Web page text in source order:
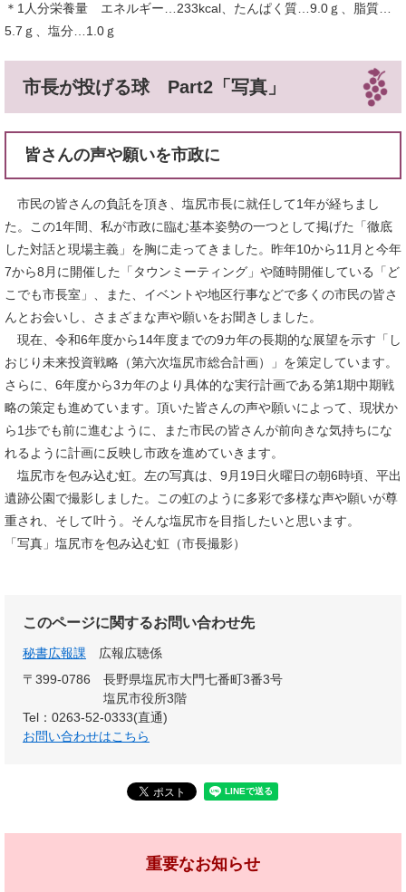
＊1人分栄養量 エネルギー…233kcal、たんぱく質…9.0ｇ、脂質…
5.7ｇ、塩分…1.0ｇ
市長が投げる球 Part2「写真」
皆さんの声や願いを市政に
市民の皆さんの負託を頂き、塩尻市長に就任して1年が経ちまし
た。この1年間、私が市政に臨む基本姿勢の一つとして掲げた「徹底
した対話と現場主義」を胸に走ってきました。昨年10から11月と今年
7から8月に開催した「タウンミーティング」や随時開催している「ど
こでも市長室」、また、イベントや地区行事などで多くの市民の皆さ
んとお会いし、さまざまな声や願いをお聞きしました。
現在、令和6年度から14年度までの9カ年の長期的な展望を示す「し
おじり未来投資戦略（第六次塩尻市総合計画）」を策定しています。
さらに、6年度から3カ年のより具体的な実行計画である第1期中期戦
略の策定も進めています。頂いた皆さんの声や願いによって、現状か
ら1歩でも前に進むように、また市民の皆さんが前向きな気持ちにな
れるように計画に反映し市政を進めていきます。
塩尻市を包み込む虹。左の写真は、9月19日火曜日の朝6時頃、平出
遺跡公園で撮影しました。この虹のように多彩で多様な声や願いが尊
重され、そして叶う。そんな塩尻市を目指したいと思います。
「写真」塩尻市を包み込む虹（市長撮影）
このページに関するお問い合わせ先
秘書広報課
広報広聴係
〒399-0786
長野県塩尻市大門七番町3番3号
塩尻市役所3階
Tel：0263-52-0333(直通)
お問い合わせはこちら
重要なお知らせ